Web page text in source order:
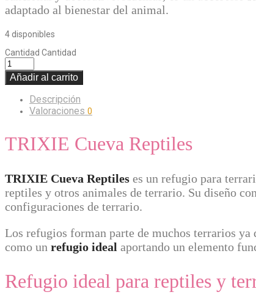
adaptado al bienestar del animal.
4 disponibles
Cantidad Cantidad
Añadir al carrito
Descripción
Valoraciones 0
TRIXIE Cueva Reptiles
TRIXIE Cueva Reptiles es un refugio para
reptiles y otros animales de terrario. Su diseño
configuraciones de terrario.
Los refugios forman parte de muchos terrarios
como un refugio ideal aportando un elemento
Refugio ideal para reptiles y